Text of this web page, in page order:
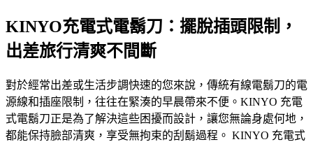
KINYO充電式電鬍刀：擺脫插頭限制，
出差旅行清爽不間斷
對於經常出差或生活步調快速的您來說，傳統有線電鬍刀的電
源線和插座限制，往往在緊湊的早晨帶來不便。KINYO 充電
式電鬍刀正是為了解決這些困擾而設計，讓您無論身處何地，
都能保持臉部清爽，享受無拘束的刮鬍過程。 KINYO 充電式